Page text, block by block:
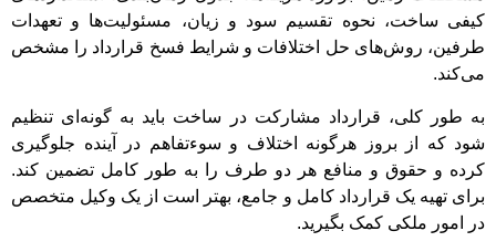
کیفی ساخت، نحوه تقسیم سود و زیان، مسئولیت‌ها و تعهدات
طرفین، روش‌های حل اختلافات و شرایط فسخ قرارداد را مشخص
می‌کند.
به طور کلی، قرارداد مشارکت در ساخت باید به گونه‌ای تنظیم
شود که از بروز هرگونه اختلاف و سوءتفاهم در آینده جلوگیری
کرده و حقوق و منافع هر دو طرف را به طور کامل تضمین کند.
برای تهیه یک قرارداد کامل و جامع، بهتر است از یک وکیل متخصص
در امور ملکی کمک بگیرید.